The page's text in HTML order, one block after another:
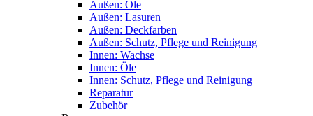
Außen: Öle
Außen: Lasuren
Außen: Deckfarben
Außen: Schutz, Pflege und Reinigung
Innen: Wachse
Innen: Öle
Innen: Schutz, Pflege und Reinigung
Reparatur
Zubehör